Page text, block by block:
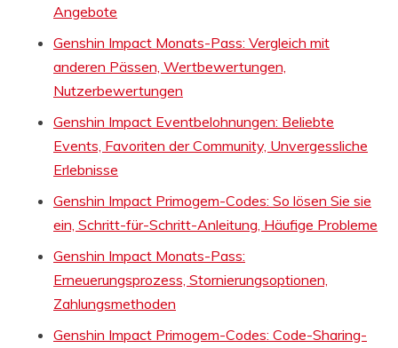
Angebote
Genshin Impact Monats-Pass: Vergleich mit
anderen Pässen, Wertbewertungen,
Nutzerbewertungen
Genshin Impact Eventbelohnungen: Beliebte
Events, Favoriten der Community, Unvergessliche
Erlebnisse
Genshin Impact Primogem-Codes: So lösen Sie sie
ein, Schritt-für-Schritt-Anleitung, Häufige Probleme
Genshin Impact Monats-Pass:
Erneuerungsprozess, Stornierungsoptionen,
Zahlungsmethoden
Genshin Impact Primogem-Codes: Code-Sharing-